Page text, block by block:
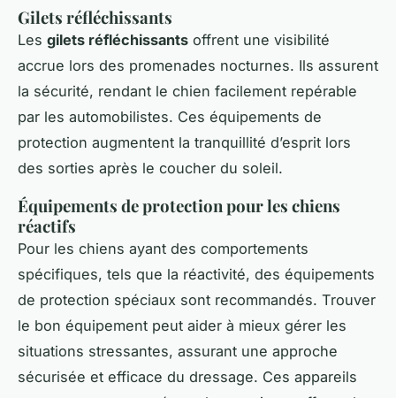
Gilets réfléchissants
Les gilets réfléchissants offrent une visibilité
accrue lors des promenades nocturnes. Ils assurent
la sécurité, rendant le chien facilement repérable
par les automobilistes. Ces équipements de
protection augmentent la tranquillité d’esprit lors
des sorties après le coucher du soleil.
Équipements de protection pour les chiens
réactifs
Pour les chiens ayant des comportements
spécifiques, tels que la réactivité, des équipements
de protection spéciaux sont recommandés. Trouver
le bon équipement peut aider à mieux gérer les
situations stressantes, assurant une approche
sécurisée et efficace du dressage. Ces appareils